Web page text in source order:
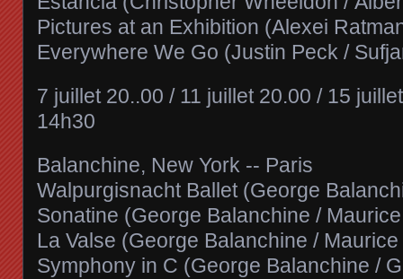
Pictures at an Exhibition (Alexei
Everywhere We Go (Justin Peck /
7 juillet 20..00 / 11 juillet 20.00 / 15
14h30
Balanchine, New York -­‐ Paris
Walpurgisnacht Ballet (George
Sonatine (George Balanchine /
La Valse (George Balanchine /
Symphony in C (George Balanchine /